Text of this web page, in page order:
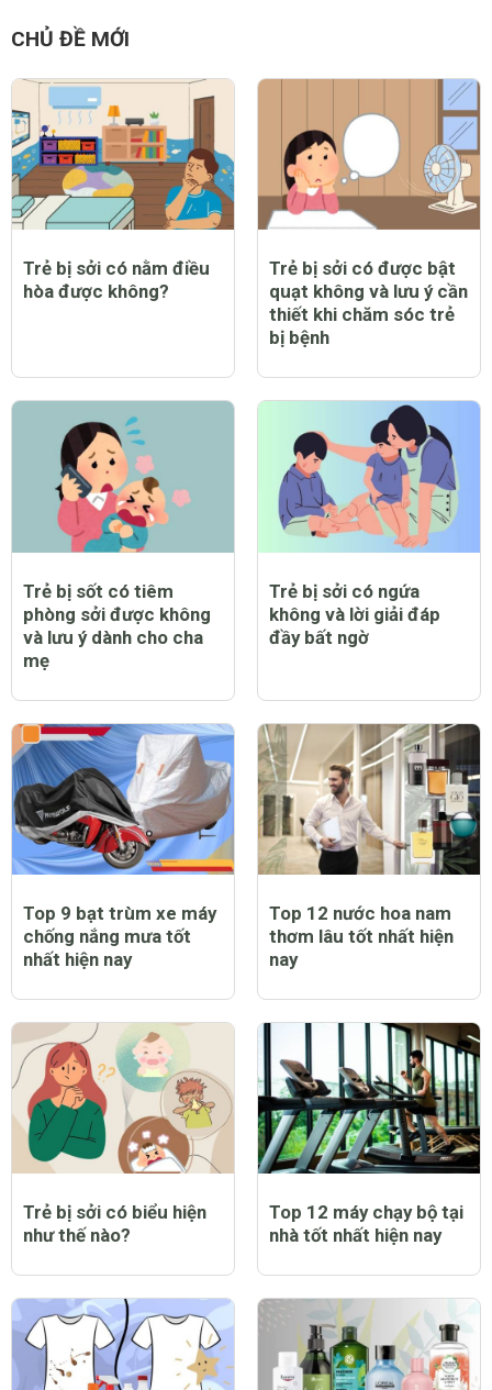
CHỦ ĐỀ MỚI
Trẻ bị sởi có nằm điều
hòa được không?
Trẻ bị sởi có được bật
quạt không và lưu ý cần
thiết khi chăm sóc trẻ
bị bệnh
Trẻ bị sốt có tiêm
phòng sởi được không
và lưu ý dành cho cha
mẹ
Trẻ bị sởi có ngứa
không và lời giải đáp
đầy bất ngờ
Top 9 bạt trùm xe máy
chống nắng mưa tốt
nhất hiện nay
Top 12 nước hoa nam
thơm lâu tốt nhất hiện
nay
Trẻ bị sởi có biểu hiện
như thế nào?
Top 12 máy chạy bộ tại
nhà tốt nhất hiện nay